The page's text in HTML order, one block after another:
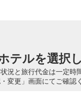
テルを選択
況と旅行代金は一定
変更」画面にてご確認